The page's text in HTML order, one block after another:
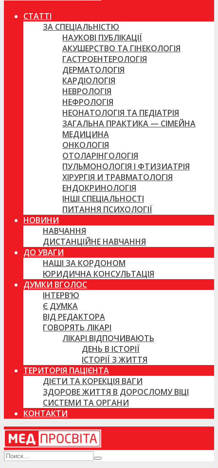
СТАТТІ
ЗА СПЕЦІАЛЬНІСТЮ
НАУКОВІ ПУБЛІКАЦІЇ
АКУШЕРСТВО ТА ГІНЕКОЛОГІЯ
ГАСТРОЕНТЕРОЛОГІЯ
ДЕРМАТОЛОГІЯ
КАРДІОЛОГІЯ
НЕВРОЛОГІЯ
НЕФРОЛОГІЯ
НЕОНАТОЛОГІЯ ТА ПЕДІАТРІЯ
ЗАГАЛЬНА ПРАКТИКА — СІМЕЙНА
МЕДИЦИНА
ОНКОЛОГІЯ
ОТОЛАРІНГОЛОГІЯ
ПУЛЬМОНОЛОГІЯ І ФТИЗИАТРІЯ
ХІРУРГІЯ И ТРАВМАТОЛОГІЯ
ЕНДОКРИНОЛОГІЯ
ІНШІ СПЕЦІАЛЬНОСТІ
ПИТАННЯ ПСИХОЛОГІЇ
НОВИНИ
НАВЧАННЯ
ДИСТАНЦІЙНЕ НАВЧАННЯ
ДО УВАГИ
НАШІ ЗА КОРДОНОМ
ЮРИДИЧНА КОНСУЛЬТАЦІЯ
ДУМКИ ВГОЛОС
ІНТЕРВ’Ю
Є ДУМКА
ВІД РЕДАКТОРА
ГОВОРЯТЬ ЛІКАРІ
ЛІКАРІ ВІДПОЧИВАЮТЬ
ДЕНЬ В ІСТОРІЇ
ІСТОРІЇ З ЖИТТЯ
ТЕРИТОРІЯ ПАЦІЄНТА
ДІЄТИ ТА КОРЕКЦІЯ ВАГИ
ЗДОРОВЕ ЖИТТЯ В ДОРОСЛОМУ ВІЦІ
СИСТЕМИ ТА ОРГАНИ
КОНТАКТИ